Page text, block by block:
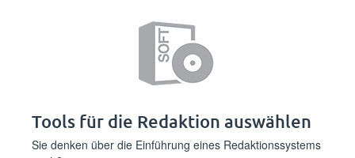
Tools für die Redaktion auswählen
Sie denken über die Einführung eines Redaktionssystems